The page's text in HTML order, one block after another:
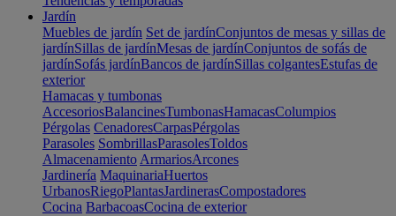
Jardín
Muebles de jardín Set de jardínConjuntos de mesas y sillas de
jardínSillas de jardínMesas de jardínConjuntos de sofás de
jardínSofás jardínBancos de jardínSillas colgantesEstufas de
exterior
Hamacas y tumbonas
AccesoriosBalancinesTumbonasHamacasColumpios
Pérgolas CenadoresCarpasPérgolas
Parasoles SombrillasParasolesToldos
Almacenamiento ArmariosArcones
Jardinería MaquinariaHuertos
UrbanosRiegoPlantasJardinerasCompostadores
Cocina BarbacoasCocina de exterior